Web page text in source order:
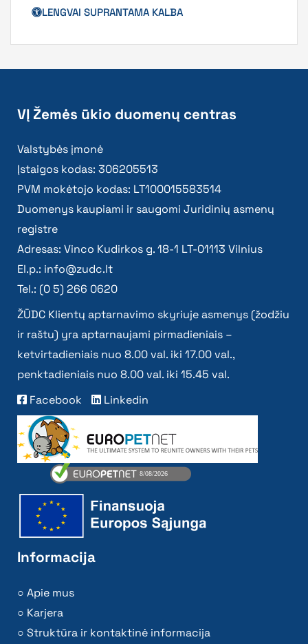
LENGVAI SUPRANTAMA KALBA
VĮ Žemės ūkio duomenų centras
Valstybės įmonė
Įstaigos kodas: 306205513
PVM mokėtojo kodas: LT100015583514
Duomenys kaupiami ir saugomi Juridinių asmenų
registre
Adresas: Vinco Kudirkos g. 18-1 LT-01113 Vilnius
El.p.: info@zudc.lt
Tel.: (0 5) 266 0620
ŽŪDC Klientų aptarnavimo skyriuje asmenys (žodžiu
ir raštu) yra aptarnaujami pirmadieniais –
ketvirtadieniais nuo 8.00 val. iki 17.00 val.,
penktadieniais nuo 8.00 val. iki 15.45 val.
Facebook
Linkedin
Informacija
Apie mus
Karjera
Struktūra ir kontaktinė informacija